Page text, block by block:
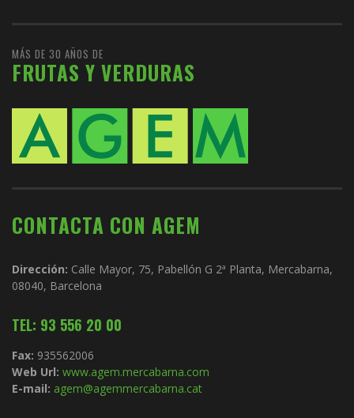
MÁS DE 30 AÑOS DE
FRUTAS Y VERDURAS
CONTACTA CON AGEM
Dirección: Calle Mayor, 75, Pabellón G 2ª Planta, Mercabarna,
08040, Barcelona
TEL: 93 556 20 00
Fax: 935562006
Web Url: www.agem.mercabarna.com
E-mail: agem@agemmercabarna.cat